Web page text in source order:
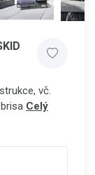
vč.
Celý